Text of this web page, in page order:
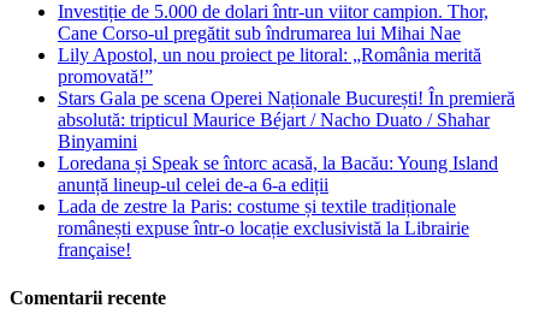
Investiție de 5.000 de dolari într-un viitor campion. Thor,
Cane Corso-ul pregătit sub îndrumarea lui Mihai Nae
Lily Apostol, un nou proiect pe litoral: „România merită
promovată!”
Stars Gala pe scena Operei Naționale București! În premieră
absolută: tripticul Maurice Béjart / Nacho Duato / Shahar
Binyamini
Loredana și Speak se întorc acasă, la Bacău: Young Island
anunță lineup-ul celei de-a 6-a ediții
Lada de zestre la Paris: costume și textile tradiționale
românești expuse într-o locație exclusivistă la Librairie
française!
Comentarii recente